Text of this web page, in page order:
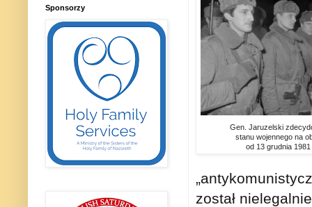
Gen. Jaruzelski
stanu wojennego na
od 13 grudnia
został
Sponsorzy